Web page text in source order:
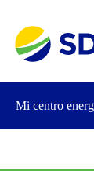
contenido
principal
Mi centro